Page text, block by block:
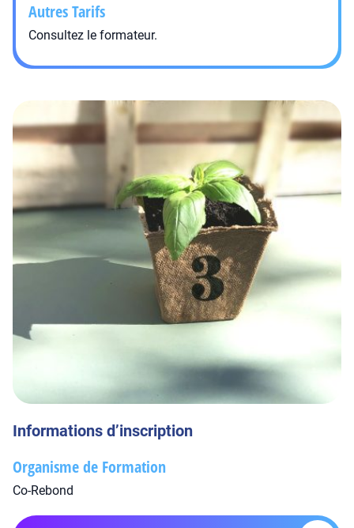
Autres Tarifs
Consultez le formateur.
Informations d’inscription
Organisme de Formation
Co-Rebond